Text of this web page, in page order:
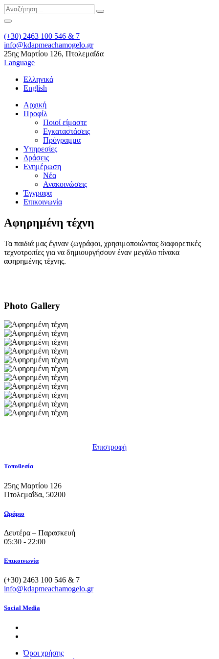
(+30) 2463 100 546 & 7
info@kdapmeachamogelo.gr
25ης Μαρτίου 126, Πτολεμαΐδα
Language
Ελληνικά
English
Αρχική
Προφίλ
Ποιοί είμαστε
Εγκαταστάσεις
Πρόγραμμα
Υπηρεσίες
Δράσεις
Ενημέρωση
Νέα
Ανακοινώσεις
Έγγραφα
Επικοινωνία
Αφηρημένη τέχνη
Τα παιδιά μας έγιναν ζωγράφοι, χρησιμοποιώντας διαφορετικές
τεχνοτροπίες για να δημιουργήσουν έναν μεγάλο πίνακα
αφηρημένης τέχνης.
Photo Gallery
Επιστροφή
Τοποθεσία
25ης Μαρτίου 126
Πτολεμαΐδα, 50200
Ωράριο
Δευτέρα – Παρασκευή
05:30 - 22:00
Επικοινωνία
(+30) 2463 100 546 & 7
info@kdapmeachamogelo.gr
Social Media
Όροι χρήσης